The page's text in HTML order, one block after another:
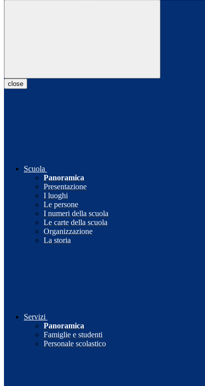
close
Scuola
Panoramica
Presentazione
I luoghi
Le persone
I numeri della scuola
Le carte della scuola
Organizzazione
La storia
Servizi
Panoramica
Famiglie e studenti
Personale scolastico